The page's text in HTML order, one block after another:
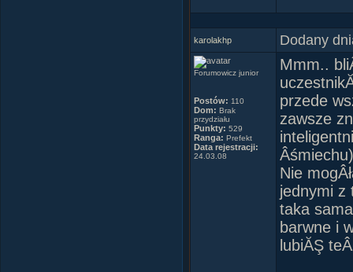
karolakhp Dodany
Forumowicz junior
Postów: 110
Dom: Brak
przydziału
Punkty: 529
Ranga: Prefekt
Data rejestracji:
24.03.08
Mmm..
przede
zawsze
Nie
jednymi z
taka
barwne i
lubiĂŞ